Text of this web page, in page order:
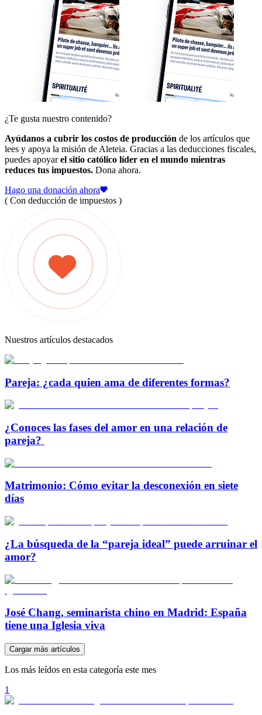
¿Te gusta nuestro contenido?
Ayúdanos a cubrir los costos de producción de los artículos que
lees y apoya la misión de Aleteia. Gracias a las deducciones fiscales,
puedes apoyarel sitio católico líder en el mundo mientras
reduces tus impuestos. Dona ahora.
Hago una donación ahora
( Con deducción de impuestos )
Nuestros artículos destacados
Pareja: ¿cada quien ama de diferentes formas?
¿Conoces las fases del amor en una relación de
pareja?
Matrimonio: Cómo evitar la desconexión en siete
días
¿La búsqueda de la “pareja ideal” puede arruinar el
amor?
José Chang, seminarista chino en Madrid: España
tiene una Iglesia viva
Cargar más artículos
Los más leídos en esta categoría este mes
1